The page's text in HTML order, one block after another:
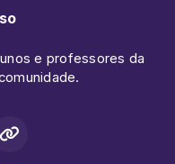
e professores da